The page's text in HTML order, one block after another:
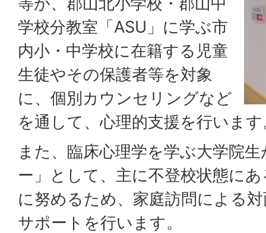
学校分教室「ASU」に学ぶ市
内小・中学校に在籍する児童
生徒やその保護者等を対象
に、個別カウンセリングなど
を通して、心理的支援を行いま
また、臨床心理学を学ぶ大学院
ー」として、主に不登校状態に
に努めるため、家庭訪問による
サポートを行います。